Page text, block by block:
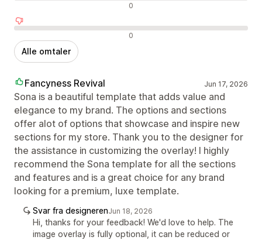
0
0
Alle omtaler
Fancyness Revival Jun 17, 2026
Sona is a beautiful template that adds value and
elegance to my brand. The options and sections
offer alot of options that showcase and inspire new
sections for my store. Thank you to the designer for
the assistance in customizing the overlay! I highly
recommend the Sona template for all the sections
and features and is a great choice for any brand
looking for a premium, luxe template.
Svar fra designerenJun 18, 2026
Hi, thanks for your feedback! We'd love to help. The
image overlay is fully optional, it can be reduced or